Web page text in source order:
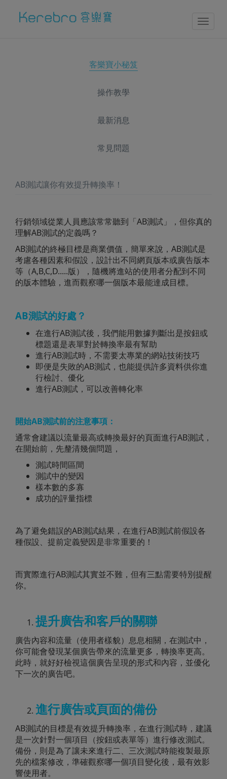
客樂寶小秘笈
操作教學
最新消息
常見問題
AB測試讓你有效提升轉換率！
行銷領域從業人員應該常常聽到「AB測試」，但你真的
理解AB測試的定義嗎？
AB測試的終極目標是商業價值，簡單來說，AB測試是
考慮各種因素和假設，設計出不同網頁版本或廣告版本
等（A,B,C,D.....版），隨機將進站的使用者分配到不同
的版本體驗，進而觀察哪一個版本最能達成目標。
AB測試的好處？
在進行AB測試後，我們能用數據判斷出是按鈕或
標題還是表單對於轉換率最有幫助
進行AB測試時，不需要太專業的網站技術技巧
即便是失敗的AB測試，也能提供許多資料供你進
行檢討、優化
進行AB測試，可以改善轉化率
開始AB測試前的注意事項：
通常會建議以流量最高或轉換最好的頁面進行AB測試，
在開始前，先釐清幾個問題，
測試時間區間
測試中的變因
樣本數的多寡
成功的評量指標
為了避免錯誤的AB測試結果，在進行AB測試前假設各
種假設、提前定義變因是非常重要的！
而實際進行AB測試其實並不難，但有三點需要特別提醒
你。
提升廣告和客戶的關聯
廣告內容和流量（使用者樣貌）息息相關，在測試中，
你可能會發現某個廣告帶來的流量更多，轉換率更高。
此時，就好好檢視這個廣告呈現的形式和內容，並優化
下一次的廣告吧。
進行廣告或頁面的備份
AB測試的目標是有效提升轉換率，在進行測試時，建議
是一次針對一個項目（按鈕或表單等）進行修改測試。
備份，則是為了讓未來進行二、三次測試時能複製最原
先的檔案修改，準確觀察哪一個項目變化後，最有效影
響使用者。